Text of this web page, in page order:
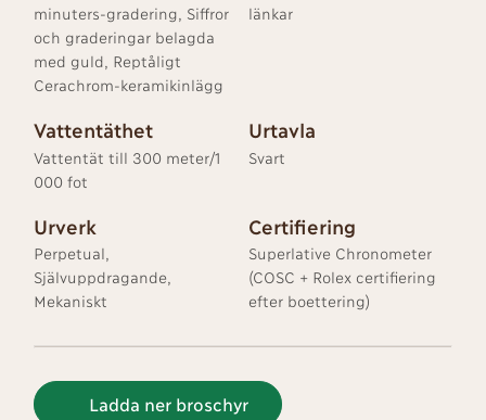
minuters-gradering, Siffror
och graderingar belagda
med guld, Reptåligt
Cerachrom-keramikinlägg
länkar
Vattentäthet
Vattentät till 300 meter/1
000 fot
Urtavla
Svart
Urverk
Perpetual,
Självuppdragande,
Mekaniskt
Certifiering
Superlative Chronometer
(COSC + Rolex certifiering
efter boettering)
Ladda ner broschyr